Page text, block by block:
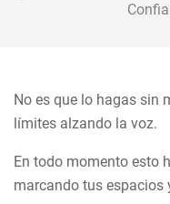
No es que lo hagas sin
límites alzando la voz.
En todo momento esto
marcando tus espacios